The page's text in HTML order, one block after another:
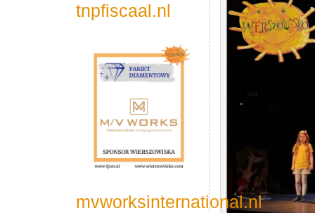
tnpfiscaal.nl
mvworksinternational.nl